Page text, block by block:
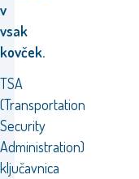
v
vsak
kovček.
TSA
(Transportation
Security
Administration)
ključavnica